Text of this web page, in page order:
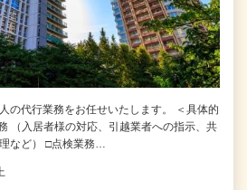
の代行業務をお任せいたします。 ＜具体的
（入居者様の対応、引越業者への指示、共
など） □点検業務…